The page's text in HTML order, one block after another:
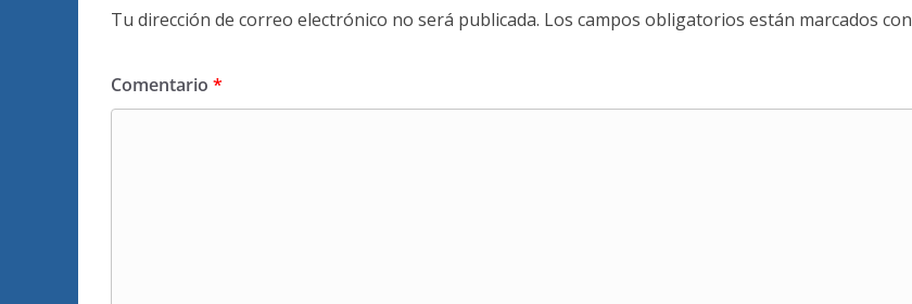
Tu dirección de correo electrónico no será publicada. Los campos obligatorios están marcados con
Comentario *